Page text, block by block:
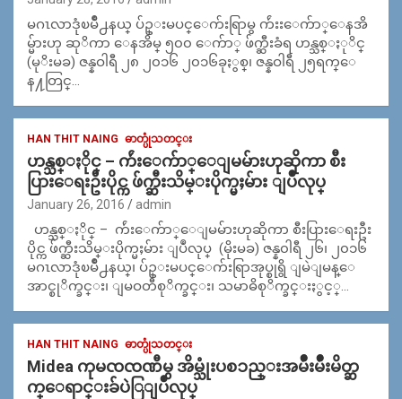
မဂၤလာဒုံၿမိဳ႕နယ္ ပ်ဥ္းမပင္ေက်းရြာမွ က်ဴးးေက်ာ္ေနအိ
မ္မ်ားဟု ဆုိကာ ေနအိမ္ ၅၀၀ ေက်ာ္ ဖ်က္ဆီးခံရ ဟန္သစ္ႏုိင္
(မုိးမခ) ဇန္နဝါရီ ၂၈ ၂၀၁၆ ၂၀၁၆ခုႏွစ္၊ ဇန္နဝါရီ ၂၅ရက္ေ
န႔တြင္…
HAN THIT NAING ဓာတ္ပုံသတင္း
ဟန္သစ္ႏိုင္ – က်ဴးေက်ာ္ေျမမ်ားဟုဆိုကာ စီး
ပြားေရးဦးပိုင္က ဖ်က္ဆီးသိမ္းပိုက္မႈမ်ား ျပဳလုပ္
January 26, 2016 admin
ဟန္သစ္ႏိုင္ – က်ဴးေက်ာ္ေျမမ်ားဟုဆိုကာ စီးပြားေရးဦး
ပိုင္က ဖ်က္ဆီးသိမ္းပိုက္မႈမ်ား ျပဳလုပ္ (မိုးမခ) ဇန္န၀ါရီ ၂၆၊ ၂၀၁၆
မဂၤလာဒုံၿမိဳ႕နယ္၊ ပ်ဥ္းမပင္ေက်းရြာအုပ္စုရွိ ျမဲျမန္ေ
အာင္စုိက္ခင္း၊ ျမဝတီစုိက္ခင္း၊ သမာဓိစုိက္ခင္းႏွင့္…
HAN THIT NAING ဓာတ္ပုံသတင္း
Midea ကုမၸၸဏီမွ အိမ္သုံးပစၥည္းအမ်ိဳးမ်ိဳးမိတ္ဆ
က္ေရာင္းခ်ပဲြျပဳလုပ္